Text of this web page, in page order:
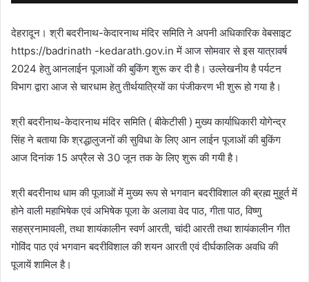
देहरादून। श्री बदरीनाथ-केदारनाथ मंदिर समिति ने अपनी अधिकारिक वेबसाइट
https://badrinath -kedarath.gov.in में आज सोमवार से इस यात्रावर्ष
2024 हेतु आनलाईन पूजाओं की बुकिंग शुरू कर दी है। उल्लेखनीय है पर्यटन
विभाग द्वारा आज से चारधाम हेतु तीर्थयात्रियों का पंजीकरण भी शुरू हो गया है।
श्री बदरीनाथ-केदारनाथ मंदिर समिति ( बीकेटीसी ) मुख्य कार्याधिकारी योगेन्द्र
सिंह ने बताया कि श्रद्धालुजनों की सुविधा के लिए आन लाईन पूजाओं की बुकिंग
आज दिनांक 15 अप्रैल से 30 जून तक के लिए शुरू की गयी है।
श्री बदरीनाथ धाम की पूजाओं में मुख्य रूप से भगवान बदरीविशाल की ब्रह्म मुहूर्त में
होने वाली महाभिषेक एवं अभिषेक पूजा के अलावा वेद पाठ, गीता पाठ, विष्णु
सहस्रनामावली, तथा शायंकालीन स्वर्ण आरती, चांदी आरती तथा शायंकालीन गीत
गोविंद पाठ एवं भगवान बदरीविशाल की शयन आरती एवं दीर्घकालिक अवधि की
पूजायें शामिल है।